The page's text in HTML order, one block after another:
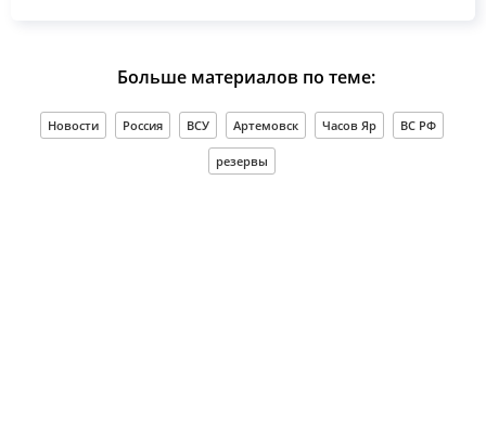
Больше материалов по теме:
Новости Россия ВСУ Артемовск Часов Яр ВС РФ
резервы